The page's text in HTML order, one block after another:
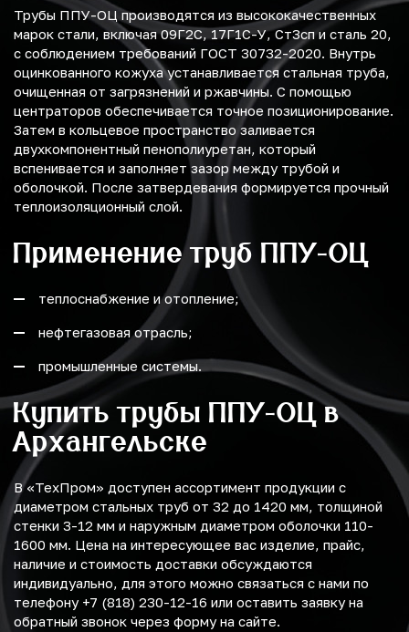
Трубы ППУ-ОЦ производятся из высококачественных
марок стали, включая 09Г2С, 17Г1С-У, Ст3сп и сталь 20,
с соблюдением требований ГОСТ 30732-2020. Внутрь
оцинкованного кожуха устанавливается стальная труба,
очищенная от загрязнений и ржавчины. С помощью
центраторов обеспечивается точное позиционирование.
Затем в кольцевое пространство заливается
двухкомпонентный пенополиуретан, который
вспенивается и заполняет зазор между трубой и
оболочкой. После затвердевания формируется прочный
теплоизоляционный слой.
Применение труб ППУ-ОЦ
теплоснабжение и отопление;
нефтегазовая отрасль;
промышленные системы.
Купить трубы ППУ-ОЦ в
Архангельске
В «ТехПром» доступен ассортимент продукции с
диаметром стальных труб от 32 до 1420 мм, толщиной
стенки 3-12 мм и наружным диаметром оболочки 110-
1600 мм. Цена на интересующее вас изделие, прайс,
наличие и стоимость доставки обсуждаются
индивидуально, для этого можно связаться с нами по
телефону +7 (818) 230-12-16 или оставить заявку на
обратный звонок через форму на сайте.